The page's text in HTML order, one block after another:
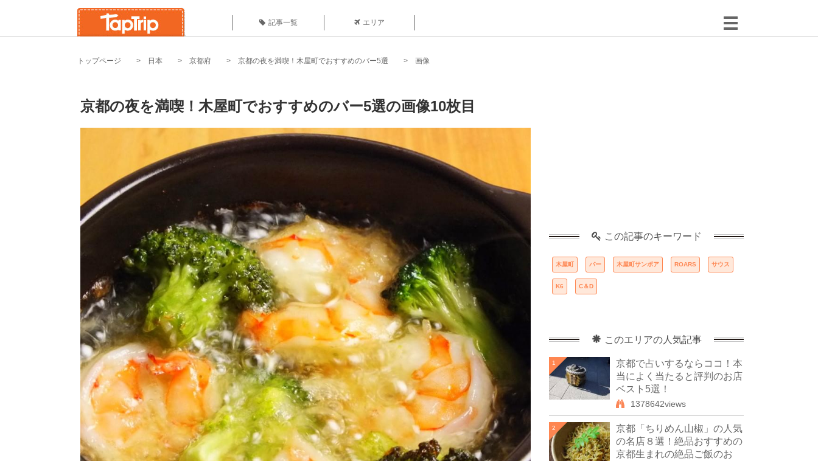
記事一覧 エリア
トップページ 日本 京都府 京都の夜を満喫！木屋町でおすすめのバー5選 画像
京都の夜を満喫！木屋町でおすすめのバー5選の画像10枚目
この記事のキーワード
木屋町 バー 木屋町サンボア ROARS サウス
K6 C＆D
このエリアの人気記事
1
京都で占いするならココ！本
当によく当たると評判のお店
ベスト5選！
1378642views
2
京都「ちりめん山椒」の人気
の名店８選！絶品おすすめの
京都生まれの絶品ご飯のお